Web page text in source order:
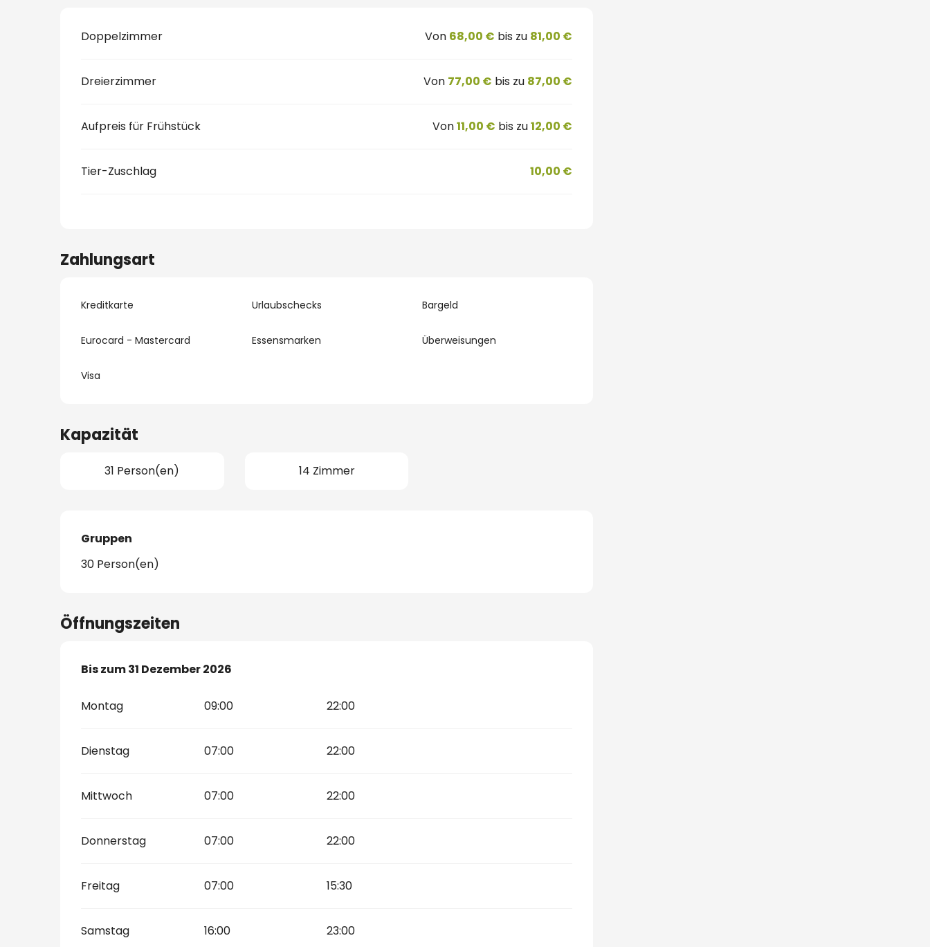
Doppelzimmer Von 68,00 € bis zu 81,00 €
Dreierzimmer Von 77,00 € bis zu 87,00 €
Aufpreis für Frühstück Von11,00 € bis zu12,00 €
Tier-Zuschlag 10,00 €
Zahlungsart
Kreditkarte Urlaubschecks Bargeld
Eurocard - Mastercard Essensmarken Überweisungen
Visa
Kapazität
31 Person(en) 14 Zimmer
Gruppen
Gruppen
30 Person(en)
Öffnungszeiten
vom5 Januar 2026bis zum
Bis zum31 Dezember 2026
Montag 09:00 22:00
Dienstag 07:00 22:00
Mittwoch 07:00 22:00
Donnerstag 07:00 22:00
Freitag 07:00 15:30
Samstag 16:00 23:00